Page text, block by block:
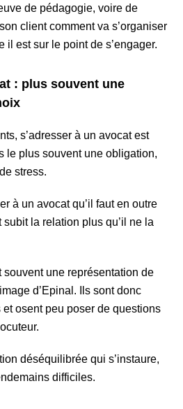
de pédagogie, voire de
client comment va s’organiser
il est sur le point de s’engager.
: plus souvent une
s’adresser à un avocat est
le plus souvent une obligation,
stress.
à un avocat qu’il faut en outre
la relation plus qu’il ne la
souvent une représentation de
d’Epinal. Ils sont donc
osent peu poser de questions
déséquilibrée qui s’instaure,
difficiles.